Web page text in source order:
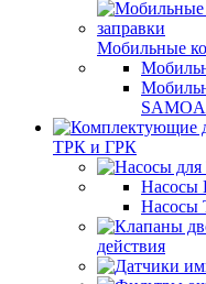
Мобильные
SAMOA
ТРК и ГРК
Насосы
Насосы
действия